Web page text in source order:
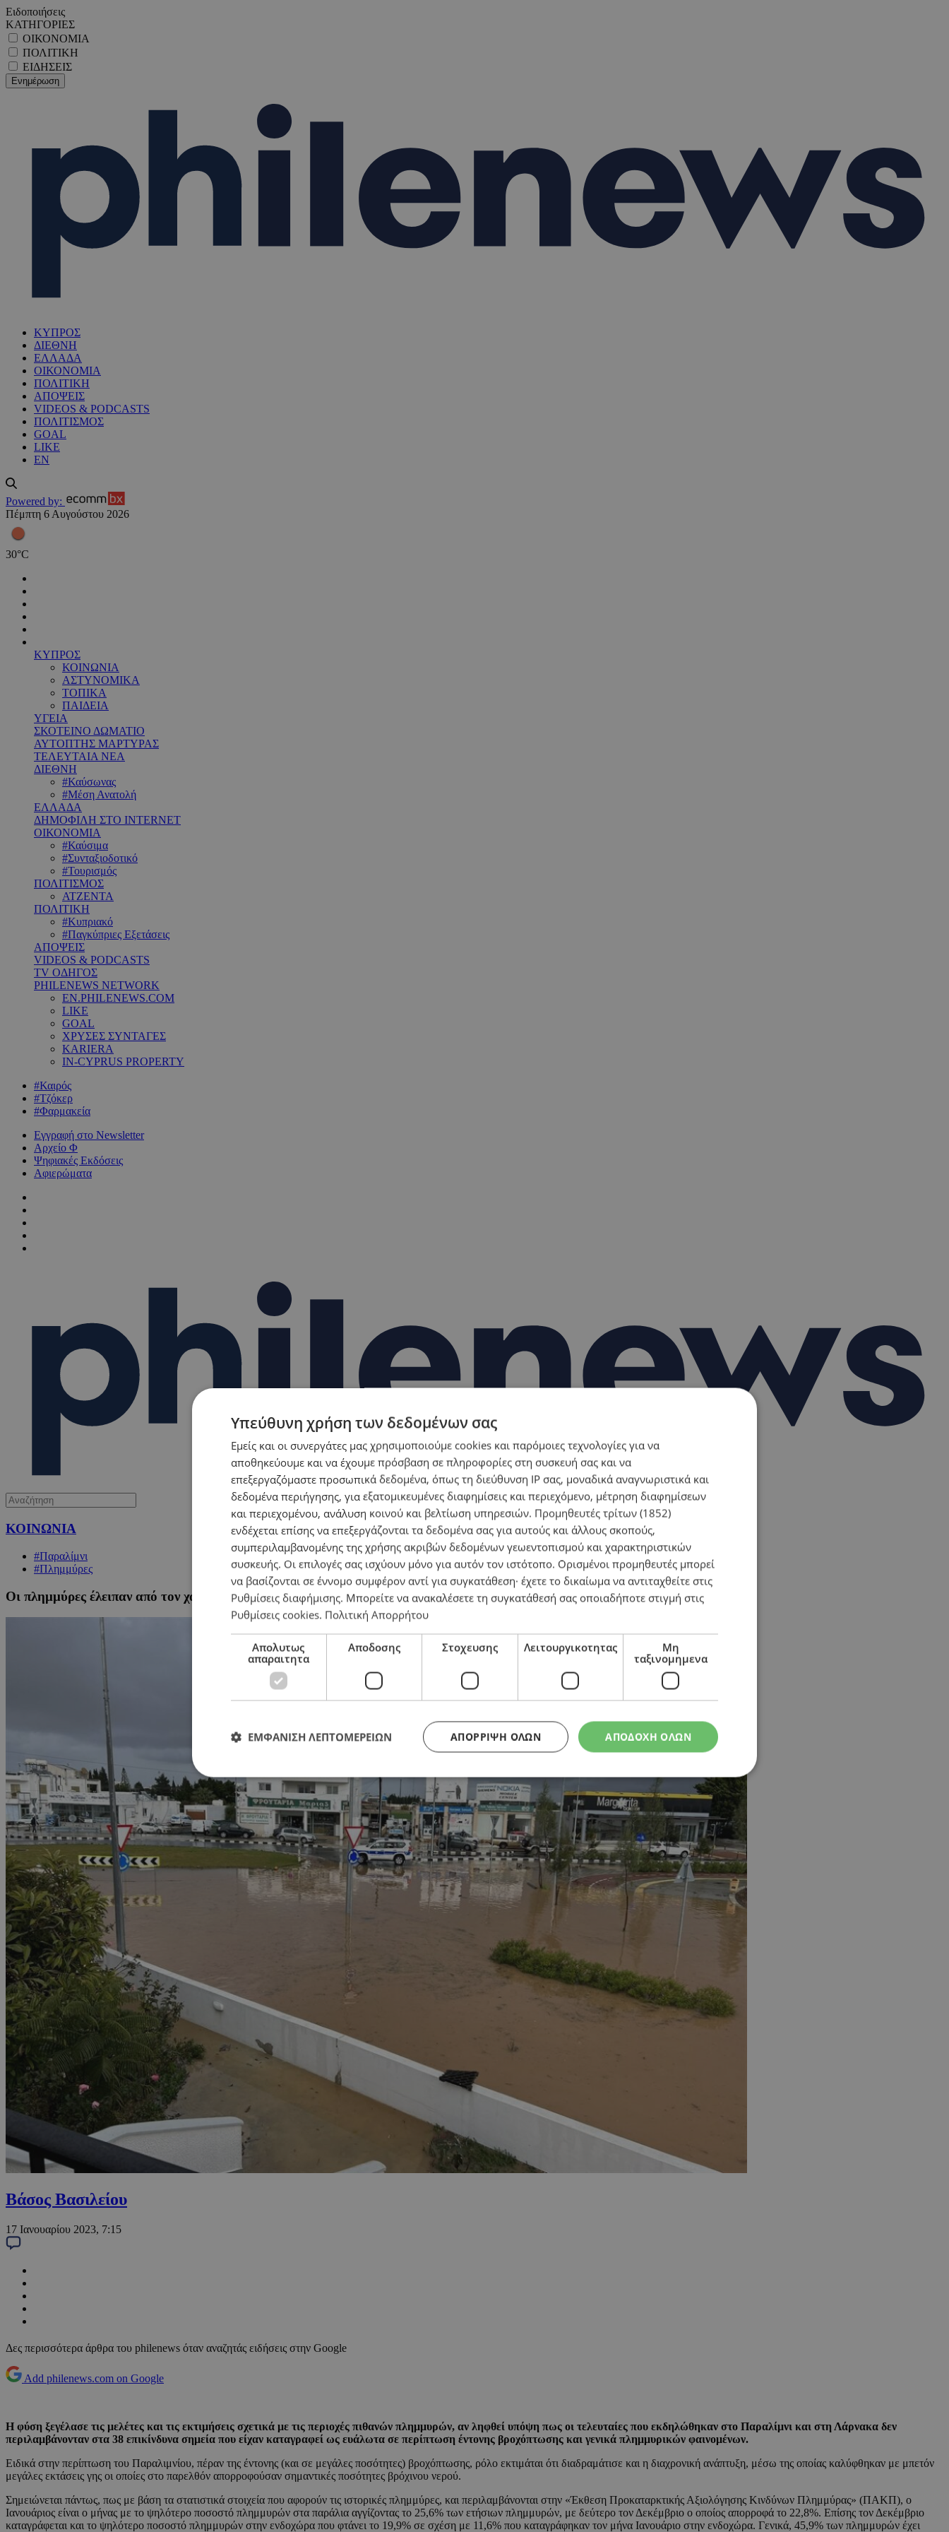
Ειδοποιήσεις
ΚΑΤΗΓΟΡΙΕΣ
ΟΙΚΟΝΟΜΙΑ
ΠΟΛΙΤΙΚΗ
ΕΙΔΗΣΕΙΣ
ΚΥΠΡΟΣ
ΔΙΕΘΝΗ
ΕΛΛΑΔΑ
ΟΙΚΟΝΟΜΙΑ
ΠΟΛΙΤΙΚΗ
ΑΠΟΨΕΙΣ
VIDEOS & PODCASTS
ΠΟΛΙΤΙΣΜΟΣ
GOAL
LIKE
EN
Powered by:
Πέμπτη 6 Αυγούστου 2026
30°C
ΚΥΠΡΟΣ
ΚΟΙΝΩΝΙΑ
ΑΣΤΥΝΟΜΙΚΑ
ΤΟΠΙΚΑ
ΠΑΙΔΕΙΑ
ΥΓΕΙΑ
ΣΚΟΤΕΙΝΟ ΔΩΜΑΤΙΟ
ΑΥΤΟΠΤΗΣ ΜΑΡΤΥΡΑΣ
ΤΕΛΕΥΤΑΙΑ ΝΕΑ
ΔΙΕΘΝΗ
#Καύσωνας
#Μέση Ανατολή
ΕΛΛΑΔΑ
ΔΗΜΟΦΙΛΗ ΣΤΟ INTERNET
ΟΙΚΟΝΟΜΙΑ
#Καύσιμα
#Συνταξιοδοτικό
#Τουρισμός
ΠΟΛΙΤΙΣΜΟΣ
ΑΤΖΕΝΤΑ
ΠΟΛΙΤΙΚΗ
#Κυπριακό
#Παγκύπριες Εξετάσεις
ΑΠΟΨΕΙΣ
VIDEOS & PODCASTS
TV ΟΔΗΓΟΣ
PHILENEWS NETWORK
EN.PHILENEWS.COM
LIKE
GOAL
ΧΡΥΣΕΣ ΣΥΝΤΑΓΕΣ
KARIERA
IN-CYPRUS PROPERTY
#Καιρός
#Τζόκερ
#Φαρμακεία
Εγγραφή στο Newsletter
Αρχείο Φ
Ψηφιακές Εκδόσεις
Αφιερώματα
ΚΟΙΝΩΝΙΑ
#Παραλίμνι
#Πλημμύρες
Οι πλημμύρες έλειπαν από τον χάρτη των πλημμυρών
Βάσος Βασιλείου
17 Ιανουαρίου 2023, 7:15
Δες περισσότερα άρθρα του philenews όταν αναζητάς ειδήσεις στην Google
Add philenews.com on Google
Η φύση ξεγέλασε τις μελέτες και τις εκτιμήσεις σχετικά με τις περιοχές πιθανών πλημμυρών, αν ληφθεί υπόψη πως οι τελευταίες που εκδηλώθηκαν στο Παραλίμνι και στη Λάρνακα δεν
περιλαμβάνονταν στα 38 επικίνδυνα σημεία που είχαν καταγραφεί ως ευάλωτα σε περίπτωση έντονης βροχόπτωσης και γενικά πλημμυρικών φαινομένων.
Ειδικά στην περίπτωση του Παραλιμνίου, πέραν της έντονης (και σε μεγάλες ποσότητες) βροχόπτωσης, ρόλο εκτιμάται ότι διαδραμάτισε και η διαχρονική ανάπτυξη, μέσω της οποίας καλύφθηκαν με μπετόν
μεγάλες εκτάσεις γης οι οποίες στο παρελθόν απορροφούσαν σημαντικές ποσότητες βρόχινου νερού.
Σημειώνεται πάντως, πως με βάση τα στατιστικά στοιχεία που αφορούν τις ιστορικές πλημμύρες, και περιλαμβάνονται στην «Έκθεση Προκαταρκτικής Αξιολόγησης Κινδύνων Πλημμύρας» (ΠΑΚΠ), ο
Ιανουάριος είναι ο μήνας με το ψηλότερο ποσοστό πλημμυρών στα παράλια αγγίζοντας το 25,6% των ετήσιων πλημμυρών, με δεύτερο τον Δεκέμβριο ο οποίος απορροφά το 22,8%. Επίσης τον Δεκέμβριο
καταγράφεται και το ψηλότερο ποσοστό πλημμυρών στην ενδοχώρα που φτάνει το 19,9% σε σχέση με 11,6% που καταγράφηκαν τον μήνα Ιανουάριο στην ενδοχώρα. Γενικά, 45,9% των πλημμυρών έχει
Υπεύθυνη χρήση των δεδομένων σας
Εμείς και οι συνεργάτες μας χρησιμοποιούμε cookies και παρόμοιες τεχνολογίες για να
αποθηκεύουμε και να έχουμε πρόσβαση σε πληροφορίες στη συσκευή σας και να
επεξεργαζόμαστε προσωπικά δεδομένα, όπως τη διεύθυνση IP σας, μοναδικά αναγνωριστικά και
δεδομένα περιήγησης, για εξατομικευμένες διαφημίσεις και περιεχόμενο, μέτρηση διαφημίσεων
και περιεχομένου, ανάλυση κοινού και βελτίωση υπηρεσιών. Προμηθευτές τρίτων (1852)
ενδέχεται επίσης να επεξεργάζονται τα δεδομένα σας για αυτούς και άλλους σκοπούς,
συμπεριλαμβανομένης της χρήσης ακριβών δεδομένων γεωεντοπισμού και χαρακτηριστικών
συσκευής. Οι επιλογές σας ισχύουν μόνο για αυτόν τον ιστότοπο. Ορισμένοι προμηθευτές μπορεί
να βασίζονται σε έννομο συμφέρον αντί για συγκατάθεση· έχετε το δικαίωμα να αντιταχθείτε στις
Ρυθμίσεις διαφήμισης. Μπορείτε να ανακαλέσετε τη συγκατάθεσή σας οποιαδήποτε στιγμή στις
Ρυθμίσεις cookies. Πολιτική Απορρήτου
Απολυτως
απαραιτητα
Αποδοσης Στοχευσης Λειτουργικοτητας
Μη
ταξινομημενα
ΑΠΟΔΟΧΗ ΟΛΩΝ
ΑΠΌΡΡΙΨΗ ΌΛΩΝ
ΕΜΦΑΝΙΣΗ ΛΕΠΤΟΜΕΡΕΙΩΝ